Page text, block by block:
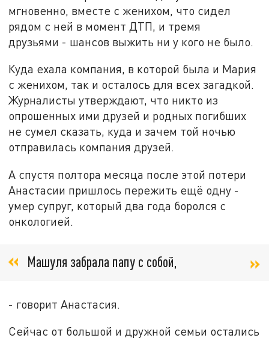
мгновенно, вместе с женихом, что сидел
рядом с ней в момент ДТП, и тремя
друзьями - шансов выжить ни у кого не было.
Куда ехала компания, в которой была и Мария
с женихом, так и осталось для всех загадкой.
Журналисты утверждают, что никто из
опрошенных ими друзей и родных погибших
не сумел сказать, куда и зачем той ночью
отправилась компания друзей.
А спустя полтора месяца после этой потери
Анастасии пришлось пережить ещё одну -
умер супруг, который два года боролся с
онкологией.
Машуля забрала папу с собой,
- говорит Анастасия.
Сейчас от большой и дружной семьи остались